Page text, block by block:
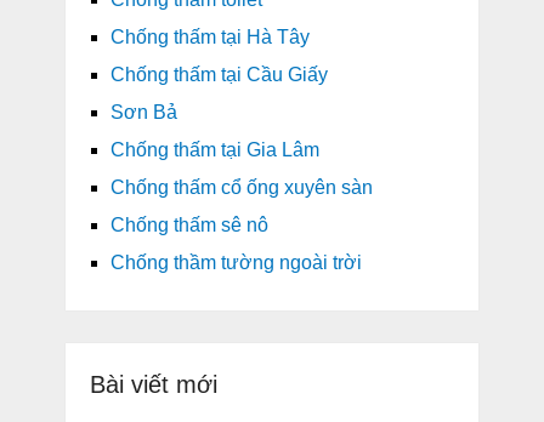
Chống thấm tại Hà Tây
Chống thấm tại Cầu Giấy
Sơn Bả
Chống thấm tại Gia Lâm
Chống thấm cổ ống xuyên sàn
Chống thấm sê nô
Chống thầm tường ngoài trời
Bài viết mới